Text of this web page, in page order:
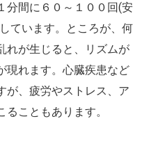
間に６０～１００回(安
ています。ところが、何
れが生じると、リズムが
現れます。心臓疾患など
が、疲労やストレス、ア
こともあります。